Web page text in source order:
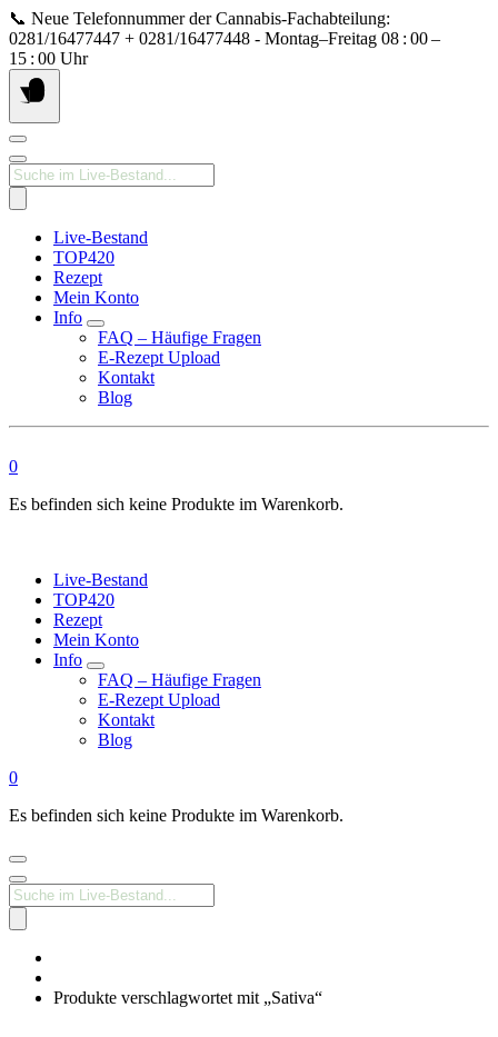
Springe
zum
Inhalt
📞 Neue Telefonnummer der Cannabis‑Fachabteilung:
0281/16477447 + 0281/16477448 - Montag–Freitag 08 : 00 –
15 : 00 Uhr
Products
search
Live-Bestand
TOP420
Rezept
Mein Konto
Info
FAQ – Häufige Fragen
E-Rezept Upload
Kontakt
Blog
0
Es befinden sich keine Produkte im Warenkorb.
Live-Bestand
TOP420
Rezept
Mein Konto
Info
FAQ – Häufige Fragen
E-Rezept Upload
Kontakt
Blog
0
Es befinden sich keine Produkte im Warenkorb.
Products
search
Apotheke
Produkte verschlagwortet mit „Sativa“